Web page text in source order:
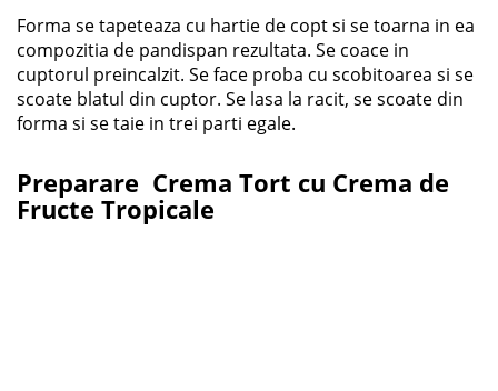
Forma se tapeteaza cu hartie de copt si se toarna in ea
compozitia de pandispan rezultata. Se coace in
cuptorul preincalzit. Se face proba cu scobitoarea si se
scoate blatul din cuptor. Se lasa la racit, se scoate din
forma si se taie in trei parti egale.
Preparare Crema Tort cu Crema de
Fructe Tropicale